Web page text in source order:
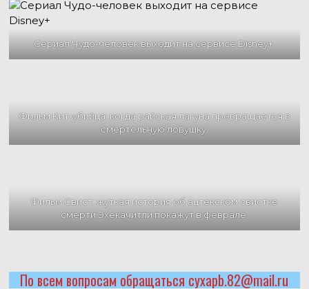
Сериал Чудо-человек выходит на сервисе Disney+.
Фильм Кит-убийца: когда райская лагуна превращается в
смертельную ловушку.
Фильм Свист: жуткая история об ацтекском свистке
смерти Эхекачитли покажут в феврале.
По всем вопросам обращаться cyxapb.82@mail.ru